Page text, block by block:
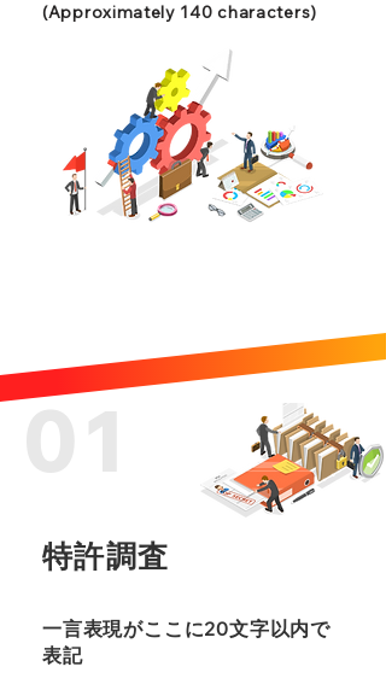
(Approximately 140 characters)
特許調査
一言表現がここに20文字以内で
表記